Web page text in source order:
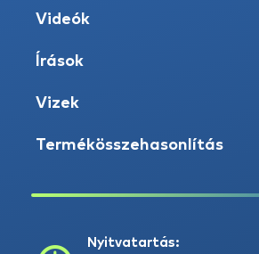
Videók
Írások
Vizek
Termékösszehasonlítás
Nyitvatartás: